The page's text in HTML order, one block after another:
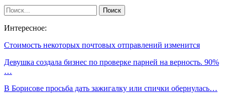
Интересное:
Стоимость некоторых почтовых отправлений изменится
Девушка создала бизнес по проверке парней на верность. 90%
…
В Борисове просьба дать зажигалку или спички обернулась…